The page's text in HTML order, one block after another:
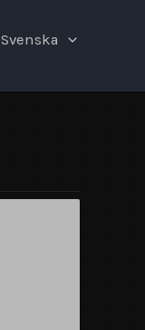
Svenska